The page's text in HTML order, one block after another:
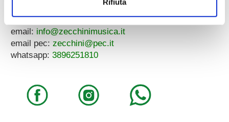
Pianoforti - Strumenti musicali
Tel.045.8002780/ Fax 045.8012858
email: info@zecchinimusica.it
email pec: zecchini@pec.it
whatsapp: 3896251810